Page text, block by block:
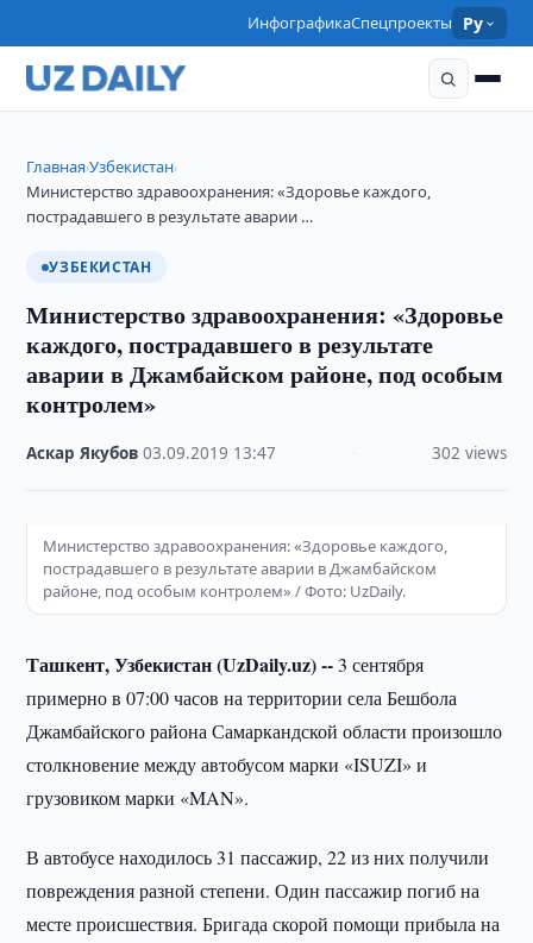
ИнфографикаСпецпроекты Ру
Главная›Узбекистан›
Министерство здравоохранения: «Здоровье каждого,
пострадавшего в результате аварии …
УЗБЕКИСТАН
Министерство здравоохранения: «Здоровье
каждого, пострадавшего в результате
аварии в Джамбайском районе, под особым
контролем»
Аскар Якубов ·03.09.2019 13:47 302 views
Министерство здравоохранения: «Здоровье каждого,
пострадавшего в результате аварии в Джамбайском
районе, под особым контролем» / Фото: UzDaily.
Ташкент, Узбекистан (UzDaily.uz) --3 сентября
примерно в 07:00 часов на территории села Бешбола
Джамбайского района Самаркандской области произошло
столкновение между автобусом марки «ISUZI» и
грузовиком марки «MAN».
В автобусе находилось 31 пассажир, 22 из них получили
повреждения разной степени. Один пассажир погиб на
месте происшествия. Бригада скорой помощи прибыла на